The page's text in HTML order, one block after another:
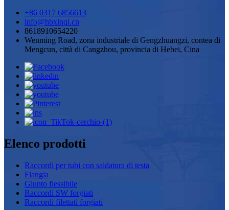
+86 0317 6856613
info@hbxinqi.cn
8618910654220
Wenming Road, zona industriale di Gengzhuangzi, contea di
Mengcun, città di Cangzhou, provincia di Hebei, Cina
Elenco prodotti
Raccordi per tubi con saldatura di testa
Flangia
Giunto flessibile
Raccordi SW forgiati
Raccordi filettati forgiati